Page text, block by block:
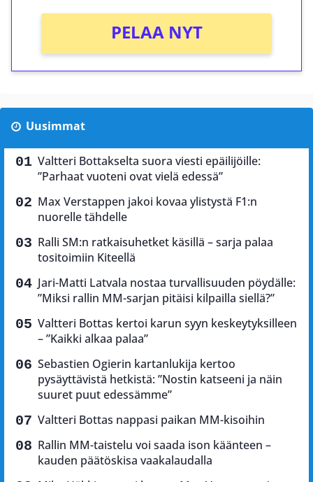
PELAA NYT
Uusimmat
Valtteri Bottakselta suora viesti epäilijöille:
”Parhaat vuoteni ovat vielä edessä”
Max Verstappen jakoi kovaa ylistystä F1:n
nuorelle tähdelle
Ralli SM:n ratkaisuhetket käsillä – sarja palaa
tositoimiin Kiteellä
Jari-Matti Latvala nostaa turvallisuuden pöydälle:
”Miksi rallin MM-sarjan pitäisi kilpailla siellä?”
Valtteri Bottas kertoi karun syyn keskeytyksilleen
– ”Kaikki alkaa palaa”
Sebastien Ogierin kartanlukija kertoo
pysäyttävistä hetkistä: ”Nostin katseeni ja näin
suuret puut edessämme”
Valtteri Bottas nappasi paikan MM-kisoihin
Rallin MM-taistelu voi saada ison käänteen –
kauden päätöskisa vaakalaudalla